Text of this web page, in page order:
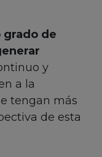
grado de
y
a la
tengan más
de esta